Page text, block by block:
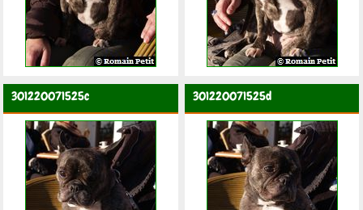
301220071525c 301220071525d